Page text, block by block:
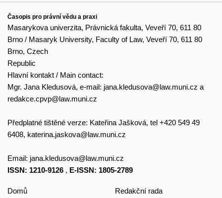
Časopis pro právní vědu a praxi
Masarykova univerzita, Právnická fakulta, Veveří 70, 611 80
Brno / Masaryk University, Faculty of Law, Veveří 70, 611 80
Brno, Czech
Republic
Hlavní kontakt / Main contact:
Mgr. Jana Kledusová, e-mail: jana.kledusova@law.muni.cz a
redakce.cpvp@law.muni.cz
Předplatné tištěné verze: Kateřina Jašková, tel +420 549 49
6408, katerina.jaskova@law.muni.cz
Email: jana.kledusova@law.muni.cz
ISSN: 1210-9126 , E-ISSN: 1805-2789
Domů
Redakční rada